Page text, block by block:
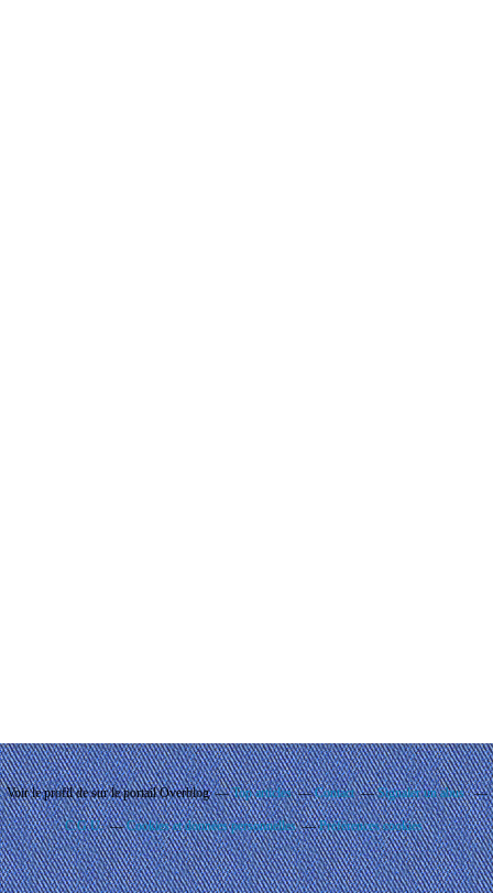
Voir le profil desur le portail Overblog Top articles Contact Signaler un abus
C.G.U. Cookies et données personnelles Préférences cookies